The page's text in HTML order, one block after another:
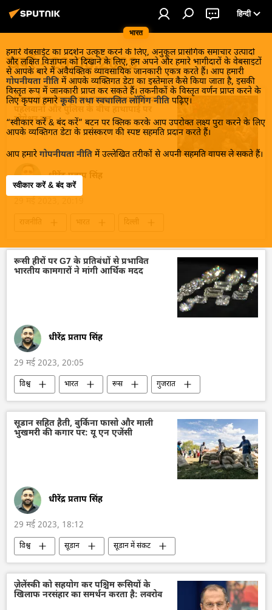
भारत
हिन्दी
हमारे वेबसाईट का प्रदर्शन उत्कृष्ट करने के लिए, अनुकूल प्रासंगिक समाचार उत्पादों
और लक्षित विज्ञापन को दिखाने के लिए, हम अपने और हमारे भागीदारों के वेबसाइटों
से आपके बारे में अवैयक्तिक व्यावसायिक जानकारी एकत्र करते हैं। आप हमारी
गोपनीयता नीति में आपके व्यक्तिगत डेटा का इस्तेमाल कैसे किया जाता है, इसकी
विस्तृत रूप में जानकारी प्राप्त कर सकते हैं। तकनीकों के विस्तृत वर्णन प्राप्त करने के
लिए कृपया हमारे कूकी तथा स्वचालित लॉगिंग नीति पढ़िए।
“स्वीकार करें & बंद करें” बटन पर क्लिक करके आप उपरोक्त लक्ष्य पुरा करने के लिए
आपके व्यक्तिगत डेटा के प्रसंस्करण की स्पष्ट सहमति प्रदान करते हैं।
आप हमारे गोपनीयता नीति में उल्लेखित तरीकों से अपनी सहमति वापस ले सकते हैं।
स्वीकार करें & बंद करें
खबरें - 29.05.2023
विपक्ष ने पहलवानों का गलत इस्तेमाल किया:
पहलवानों और पुलिस के बीच हाथापाई पर
योगेश्वर दत्त
धीरेंद्र प्रताप सिंह
राजनीति भारत
दिल्ली
रूसी हीरों पर G7 के प्रतिबंधों से प्रभावित
भारतीय कामगारों ने मांगी आर्थिक मदद
धीरेंद्र प्रताप सिंह
29 मई 2023, 20:05
विश्व भारत रूस
गुजरात
हीरा
G7 प्रतिबंध
सूडान सहित हैती, बुर्किना फासो और माली
भुखमरी की कगार पर: यू एन एजेंसी
धीरेंद्र प्रताप सिंह
29 मई 2023, 18:12
विश्व सूडान
सूडान में संकट
भुखमरी
मौसम
संयुक्त राष्ट्र
UNICEF
ज़ेलेंस्की को सहयोग कर पश्चिम रूसियों के
खिलाफ नरसंहार का समर्थन करता है: लवरोव